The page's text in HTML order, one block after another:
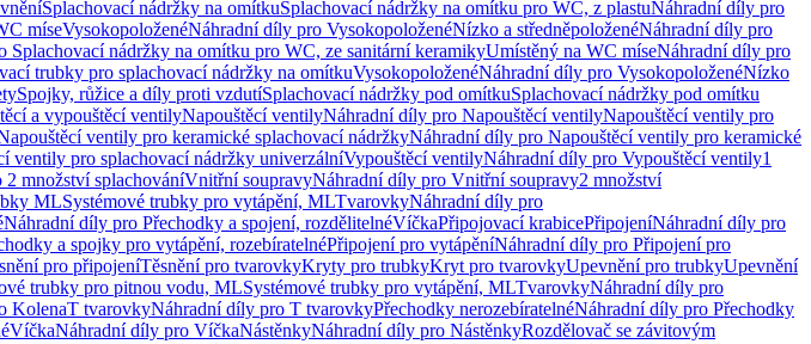
Splachovací nádržky na omítkuSplachovací nádržky na omítku pro WC, z plastuNáhradní díly pro
míseVysokopoloženéNáhradní díly pro VysokopoloženéNízko a středněpoloženéNáhradní díly pro
Splachovací nádržky na omítku pro WC, ze sanitární keramikyUmístěný na WC míseNáhradní díly pro
trubky pro splachovací nádržky na omítkuVysokopoloženéNáhradní díly pro VysokopoloženéNízko
Spojky, růžice a díly proti vzdutíSplachovací nádržky pod omítkuSplachovací nádržky pod omítku
a vypouštěcí ventilyNapouštěcí ventilyNáhradní díly pro Napouštěcí ventilyNapouštěcí ventily pro
ventily pro keramické splachovací nádržkyNáhradní díly pro Napouštěcí ventily pro keramické
ventily pro splachovací nádržky univerzálníVypouštěcí ventilyNáhradní díly pro Vypouštěcí ventily1
množství splachováníVnitřní soupravyNáhradní díly pro Vnitřní soupravy2 množství
MLSystémové trubky pro vytápění, MLTvarovkyNáhradní díly pro
Náhradní díly pro Přechodky a spojení, rozdělitelnéVíčkaPřipojovací krabicePřipojeníNáhradní díly pro
a spojky pro vytápění, rozebíratelnéPřipojení pro vytápěníNáhradní díly pro Připojení pro
pro připojeníTěsnění pro tvarovkyKryty pro trubkyKryt pro tvarovkyUpevnění pro trubkyUpevnění
trubky pro pitnou vodu, MLSystémové trubky pro vytápění, MLTvarovkyNáhradní díly pro
KolenaT tvarovkyNáhradní díly pro T tvarovkyPřechodky nerozebíratelnéNáhradní díly pro Přechodky
VíčkaNáhradní díly pro VíčkaNástěnkyNáhradní díly pro NástěnkyRozdělovač se závitovým